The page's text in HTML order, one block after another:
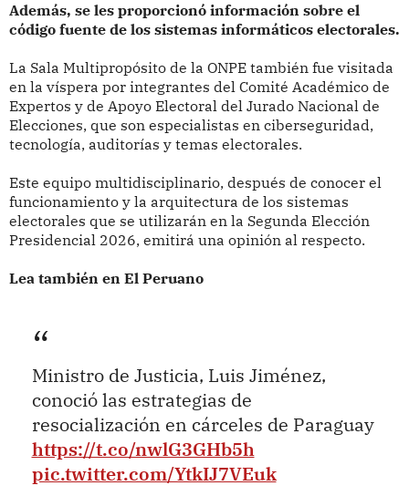
Además, se les proporcionó información sobre el
código fuente de los sistemas informáticos electorales.
La Sala Multipropósito de la ONPE también fue visitada
en la víspera por integrantes del Comité Académico de
Expertos y de Apoyo Electoral del Jurado Nacional de
Elecciones, que son especialistas en ciberseguridad,
tecnología, auditorías y temas electorales.
Este equipo multidisciplinario, después de conocer el
funcionamiento y la arquitectura de los sistemas
electorales que se utilizarán en la Segunda Elección
Presidencial 2026, emitirá una opinión al respecto.
Lea también en El Peruano
Ministro de Justicia, Luis Jiménez,
conoció las estrategias de
resocialización en cárceles de Paraguay
https://t.co/nwlG3GHb5h
pic.twitter.com/YtkIJ7VEuk